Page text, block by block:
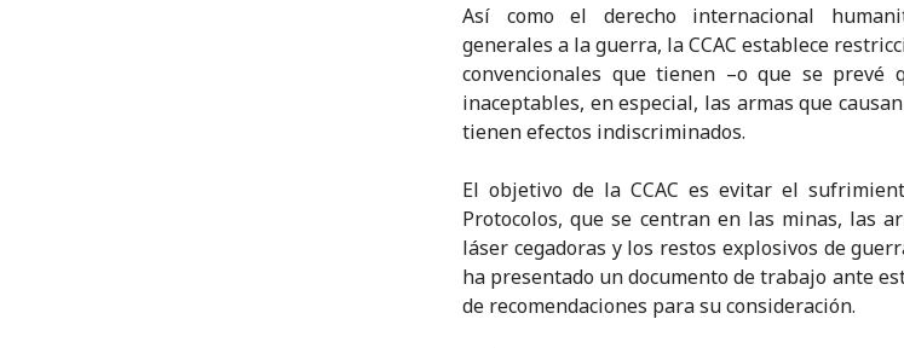
Así como el derecho internacional
generales a la guerra, la CCAC establece
convencionales que tienen –o que se prevé
inaceptables, en especial, las armas que
tienen efectos indiscriminados.
El objetivo de la CCAC es evitar el
Protocolos, que se centran en las minas, las
láser cegadoras y los restos explosivos de
ha presentado un documento de trabajo ante
de recomendaciones para su consideración.